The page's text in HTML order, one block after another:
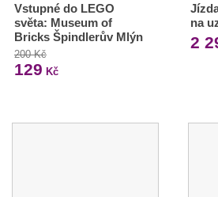
Vstupné do LEGO
světa: Museum of
Bricks Špindlerův Mlýn
200 Kč
129 Kč
na
2